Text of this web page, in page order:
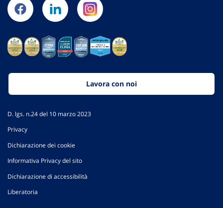
Lavora con noi
D. lgs. n.24 del 10 marzo 2023
Privacy
Dichiarazione dei cookie
Informativa Privacy del sito
Dichiarazione di accessibilità
Liberatoria